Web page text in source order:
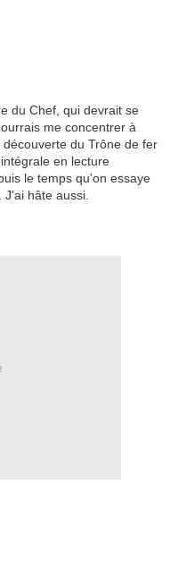
du Chef, qui devrait se
me concentrer à
du Trône de fer
en lecture
le temps qu'on essaye
hâte aussi.